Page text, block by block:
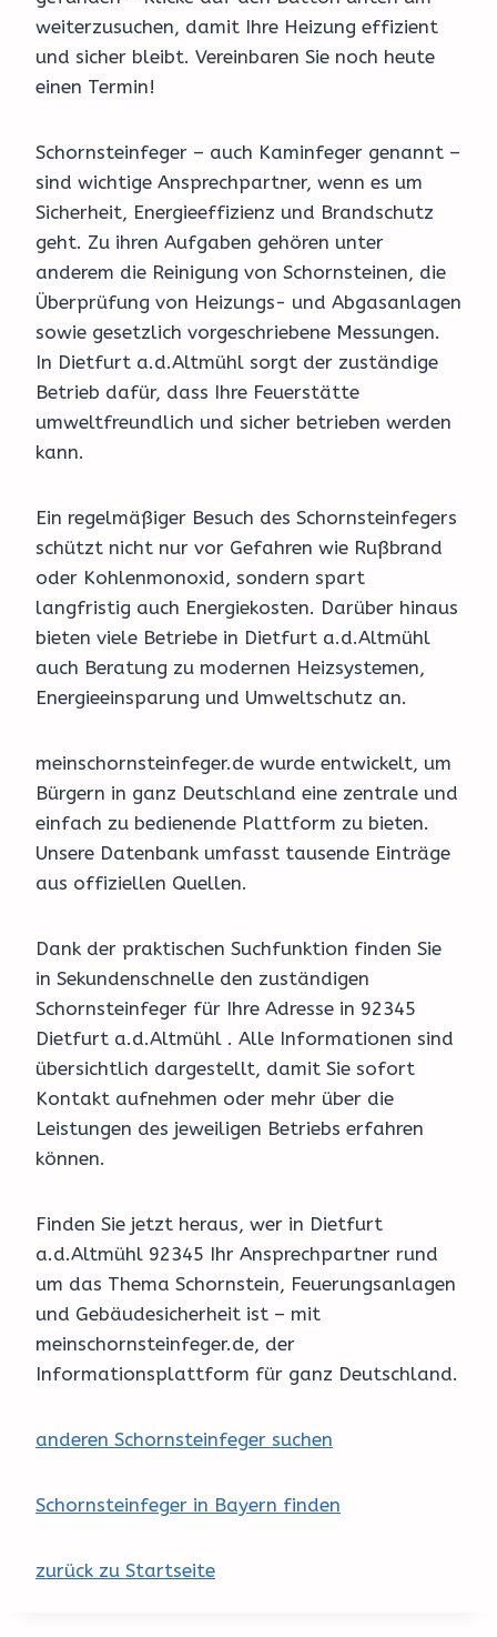
weiterzusuchen, damit Ihre Heizung effizient
und sicher bleibt. Vereinbaren Sie noch heute
einen Termin!
Schornsteinfeger – auch Kaminfeger genannt –
sind wichtige Ansprechpartner, wenn es um
Sicherheit, Energieeffizienz und Brandschutz
geht. Zu ihren Aufgaben gehören unter
anderem die Reinigung von Schornsteinen, die
Überprüfung von Heizungs- und Abgasanlagen
sowie gesetzlich vorgeschriebene Messungen.
In Dietfurt a.d.Altmühl sorgt der zuständige
Betrieb dafür, dass Ihre Feuerstätte
umweltfreundlich und sicher betrieben werden
kann.
Ein regelmäßiger Besuch des Schornsteinfegers
schützt nicht nur vor Gefahren wie Rußbrand
oder Kohlenmonoxid, sondern spart
langfristig auch Energiekosten. Darüber hinaus
bieten viele Betriebe in Dietfurt a.d.Altmühl
auch Beratung zu modernen Heizsystemen,
Energieeinsparung und Umweltschutz an.
meinschornsteinfeger.de wurde entwickelt, um
Bürgern in ganz Deutschland eine zentrale und
einfach zu bedienende Plattform zu bieten.
Unsere Datenbank umfasst tausende Einträge
aus offiziellen Quellen.
Dank der praktischen Suchfunktion finden Sie
in Sekundenschnelle den zuständigen
Schornsteinfeger für Ihre Adresse in 92345
Dietfurt a.d.Altmühl . Alle Informationen sind
übersichtlich dargestellt, damit Sie sofort
Kontakt aufnehmen oder mehr über die
Leistungen des jeweiligen Betriebs erfahren
können.
Finden Sie jetzt heraus, wer in Dietfurt
a.d.Altmühl 92345 Ihr Ansprechpartner rund
um das Thema Schornstein, Feuerungsanlagen
und Gebäudesicherheit ist – mit
meinschornsteinfeger.de, der
Informationsplattform für ganz Deutschland.
anderen Schornsteinfeger suchen
Schornsteinfeger in Bayern finden
zurück zu Startseite